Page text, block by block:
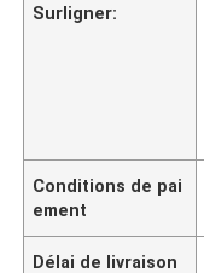
Surligner:
Conditions de pai
ement
Délai de livraison